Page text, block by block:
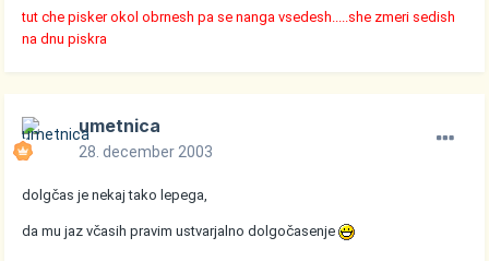
tut che pisker okol obrnesh pa se nanga vsedesh.....she zmeri sedish
na dnu piskra
umetnica
28. december 2003
dolgčas je nekaj tako lepega,
da mu jaz včasih pravim ustvarjalno dolgočasenje